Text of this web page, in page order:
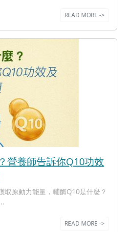
READ MORE ->
營養師告訴你Q10功效
取原動力能量，輔酶Q10是什麼？
READ MORE ->